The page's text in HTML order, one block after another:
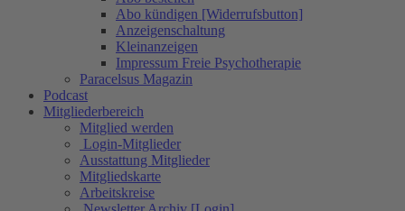
Abo kündigen [Widerrufsbutton]
Anzeigenschaltung
Kleinanzeigen
Impressum Freie Psychotherapie
Paracelsus Magazin
Podcast
Mitgliederbereich
Mitglied werden
Login-Mitglieder
Ausstattung Mitglieder
Mitgliedskarte
Arbeitskreise